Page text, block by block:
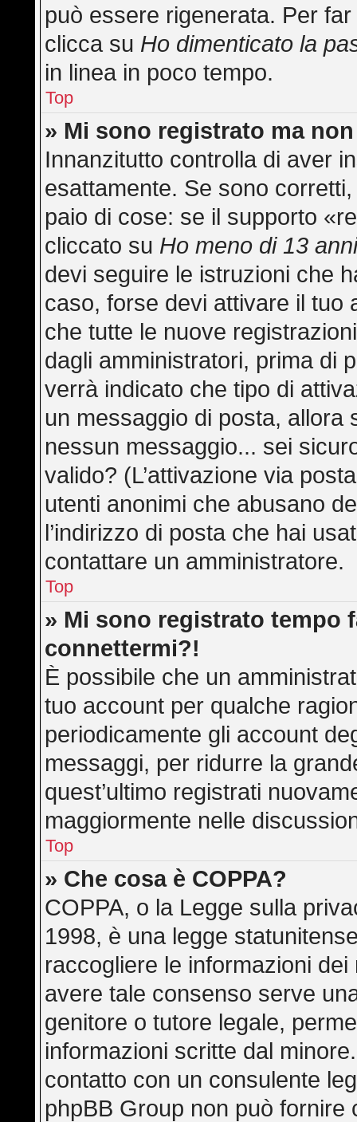
può essere rigenerata. Per
clicca su Ho dimenticato la
in linea in poco tempo.
Top
» Mi sono registrato ma
Innanzitutto controlla di aver
esattamente. Se sono
paio di cose: se il supporto
cliccato su Ho meno di 13
devi seguire le istruzioni che
caso, forse devi attivare il tuo
che tutte le nuove
dagli amministratori, prima di
verrà indicato che tipo di
un messaggio di posta, allora
nessun messaggio... sei
valido? (L’attivazione via
utenti anonimi che abusano
l’indirizzo di posta che hai
contattare un amministratore.
Top
» Mi sono registrato tempo
connettermi?!
È possibile che un
tuo account per qualche
periodicamente gli account
messaggi, per ridurre la
quest’ultimo registrati
maggiormente nelle
Top
» Che cosa è COPPA?
COPPA, o la Legge sulla
1998, è una legge
raccogliere le informazioni
avere tale consenso serve
genitore o tutore legale,
informazioni scritte dal
contatto con un consulente
phpBB Group non può fornire